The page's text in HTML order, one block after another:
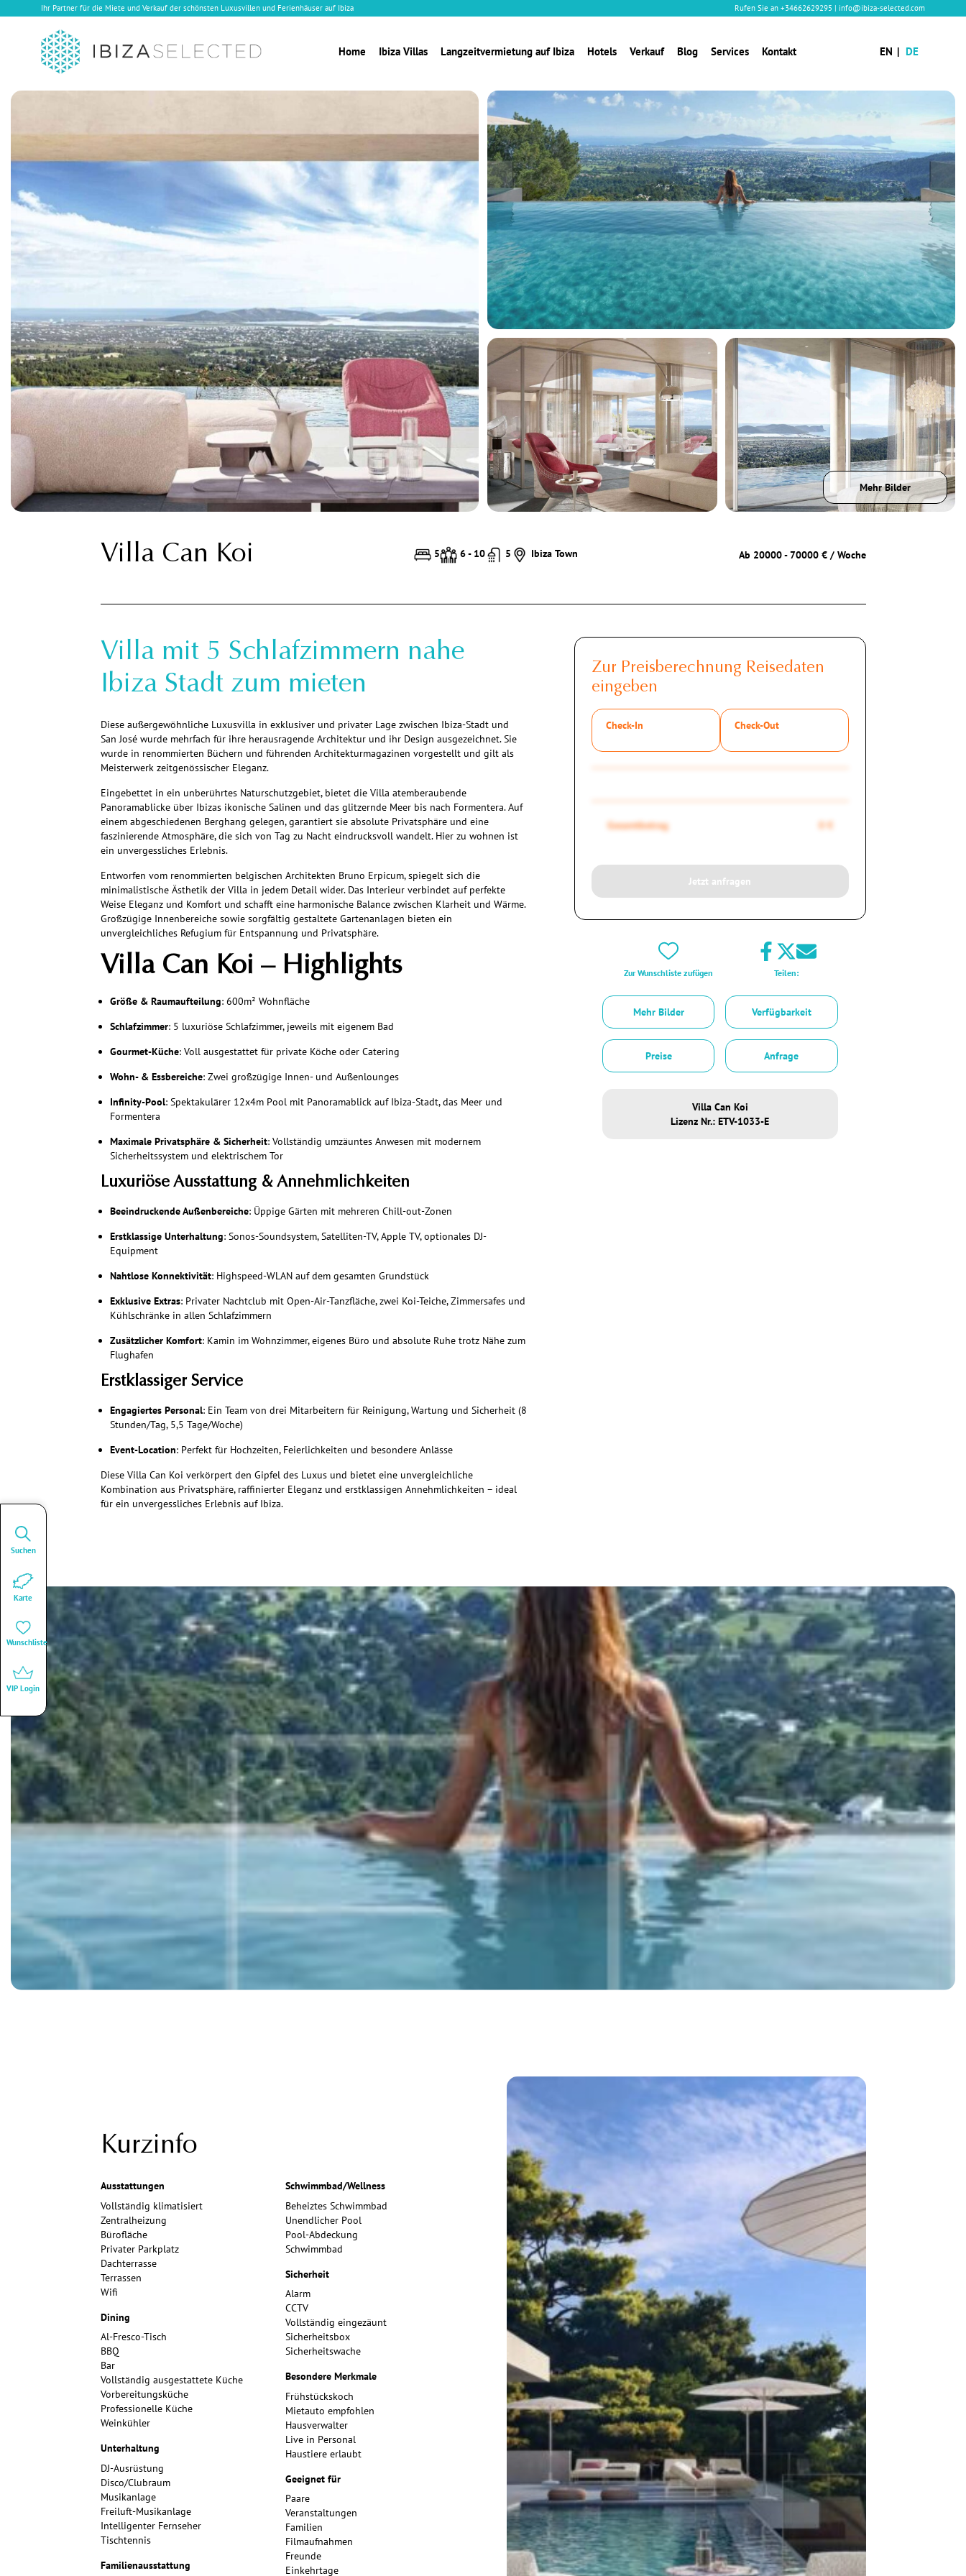
Ihr Partner für die Miete und Verkauf der schönsten Luxusvillen und Ferienhäuser auf Ibiza Rufen Sie an +34662629295 | info@ibiza-selected.com
Home Ibiza Villas Langzeitvermietung auf Ibiza Hotels Verkauf Blog Services Kontakt EN DE
Mehr Bilder
Villa Can Koi 5 6 - 10 5 Ibiza Town Ab 20000 - 70000 € / Woche
Villa mit 5 Schlafzimmern nahe
Ibiza Stadt zum mieten
Diese außergewöhnliche Luxusvilla in exklusiver und privater Lage zwischen Ibiza-Stadt und
San José wurde mehrfach für ihre herausragende Architektur und ihr Design ausgezeichnet. Sie
wurde in renommierten Büchern und führenden Architekturmagazinen vorgestellt und gilt als
Meisterwerk zeitgenössischer Eleganz.
Eingebettet in ein unberührtes Naturschutzgebiet, bietet die Villa atemberaubende
Panoramablicke über Ibizas ikonische Salinen und das glitzernde Meer bis nach Formentera. Auf
einem abgeschiedenen Berghang gelegen, garantiert sie absolute Privatsphäre und eine
faszinierende Atmosphäre, die sich von Tag zu Nacht eindrucksvoll wandelt. Hier zu wohnen ist
ein unvergessliches Erlebnis.
Entworfen vom renommierten belgischen Architekten Bruno Erpicum, spiegelt sich die
minimalistische Ästhetik der Villa in jedem Detail wider. Das Interieur verbindet auf perfekte
Weise Eleganz und Komfort und schafft eine harmonische Balance zwischen Klarheit und Wärme.
Großzügige Innenbereiche sowie sorgfältig gestaltete Gartenanlagen bieten ein
unvergleichliches Refugium für Entspannung und Privatsphäre.
Villa Can Koi – Highlights
Größe & Raumaufteilung: 600m² Wohnfläche
Schlafzimmer: 5 luxuriöse Schlafzimmer, jeweils mit eigenem Bad
Gourmet-Küche: Voll ausgestattet für private Köche oder Catering
Wohn- & Essbereiche: Zwei großzügige Innen- und Außenlounges
Infinity-Pool: Spektakulärer 12x4m Pool mit Panoramablick auf Ibiza-Stadt, das Meer und
Formentera
Maximale Privatsphäre & Sicherheit: Vollständig umzäuntes Anwesen mit modernem
Sicherheitssystem und elektrischem Tor
Luxuriöse Ausstattung & Annehmlichkeiten
Beeindruckende Außenbereiche: Üppige Gärten mit mehreren Chill-out-Zonen
Erstklassige Unterhaltung: Sonos-Soundsystem, Satelliten-TV, Apple TV, optionales DJ-
Equipment
Nahtlose Konnektivität: Highspeed-WLAN auf dem gesamten Grundstück
Exklusive Extras: Privater Nachtclub mit Open-Air-Tanzfläche, zwei Koi-Teiche, Zimmersafes und
Kühlschränke in allen Schlafzimmern
Zusätzlicher Komfort: Kamin im Wohnzimmer, eigenes Büro und absolute Ruhe trotz Nähe zum
Flughafen
Erstklassiger Service
Engagiertes Personal: Ein Team von drei Mitarbeitern für Reinigung, Wartung und Sicherheit (8
Stunden/Tag, 5,5 Tage/Woche)
Event-Location: Perfekt für Hochzeiten, Feierlichkeiten und besondere Anlässe
Diese Villa Can Koi verkörpert den Gipfel des Luxus und bietet eine unvergleichliche
Kombination aus Privatsphäre, raffinierter Eleganz und erstklassigen Annehmlichkeiten – ideal
für ein unvergessliches Erlebnis auf Ibiza.
Zur Preisberechnung Reisedaten
eingeben
Check-In Check-Out
Gesamtbetrag 0 €
Jetzt anfragen
Zur Wunschliste zufügen Teilen:
Mehr Bilder Verfügbarkeit
Preise Anfrage
Villa Can Koi
Lizenz Nr.: ETV-1033-E
Kurzinfo
Ausstattungen
Vollständig klimatisiert
Zentralheizung
Bürofläche
Privater Parkplatz
Dachterrasse
Terrassen
Wifi
Dining
Al-Fresco-Tisch
BBQ
Bar
Vollständig ausgestattete Küche
Vorbereitungsküche
Professionelle Küche
Weinkühler
Unterhaltung
DJ-Ausrüstung
Disco/Clubraum
Musikanlage
Freiluft-Musikanlage
Intelligenter Fernseher
Tischtennis
Familienausstattung
Schwimmbad/Wellness
Beheiztes Schwimmbad
Unendlicher Pool
Pool-Abdeckung
Schwimmbad
Sicherheit
Alarm
CCTV
Vollständig eingezäunt
Sicherheitsbox
Sicherheitswache
Besondere Merkmale
Frühstückskoch
Mietauto empfohlen
Hausverwalter
Live in Personal
Haustiere erlaubt
Geeignet für
Paare
Veranstaltungen
Familien
Filmaufnahmen
Freunde
Einkehrtage
Suchen
Karte
Wunschliste
VIP Login